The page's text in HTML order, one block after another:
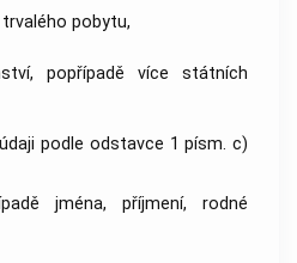
pobytu,
popřípadě více státních
podle odstavce 1 písm. c)
jména, příjmení, rodné